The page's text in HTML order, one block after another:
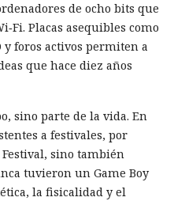
de ocho bits que
Placas asequibles como
foros activos permiten a
que hace diez años
sino parte de la vida. En
a festivales, por
sino también
tuvieron un Game Boy
la fisicalidad y el